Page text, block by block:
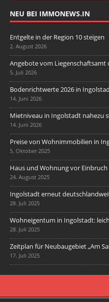
NEU BEI IMMONEWS.IN
Entgelte in der Region 10 steigen
2. August 2026
Angebote vom
5. Juli 2026
Bodenrichtwerte 2026 in
14. Juni 2026
Mietniveau in Ingolstadt nahezu
14. Juni 2026
Preise von Wohnimmobilien in
5. Oktober 2025
Haus und Wohnung vor Einbruch
24. August 2025
Ingolstadt erneut
28. Juli 2025
Wohneigentum in Ingolstadt:
28. Juli 2025
Zeitplan für Neubaugebiet „Am
17. Juli 2025